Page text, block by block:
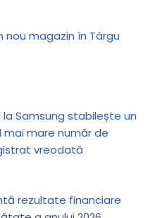
nou magazin în Târgu
la Samsung stabilește un
mare număr de
vreodată
rezultate financiare